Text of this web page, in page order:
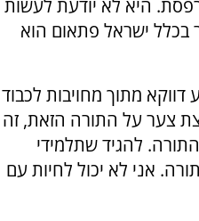
היא לא יודעת לעשות
ישראל פתאום הוא
דווקא מתוך מחויבות לכבוד
צער על התורה הזאת, זה
להגיד שתלמידי
אני לא יכול לחיות עם